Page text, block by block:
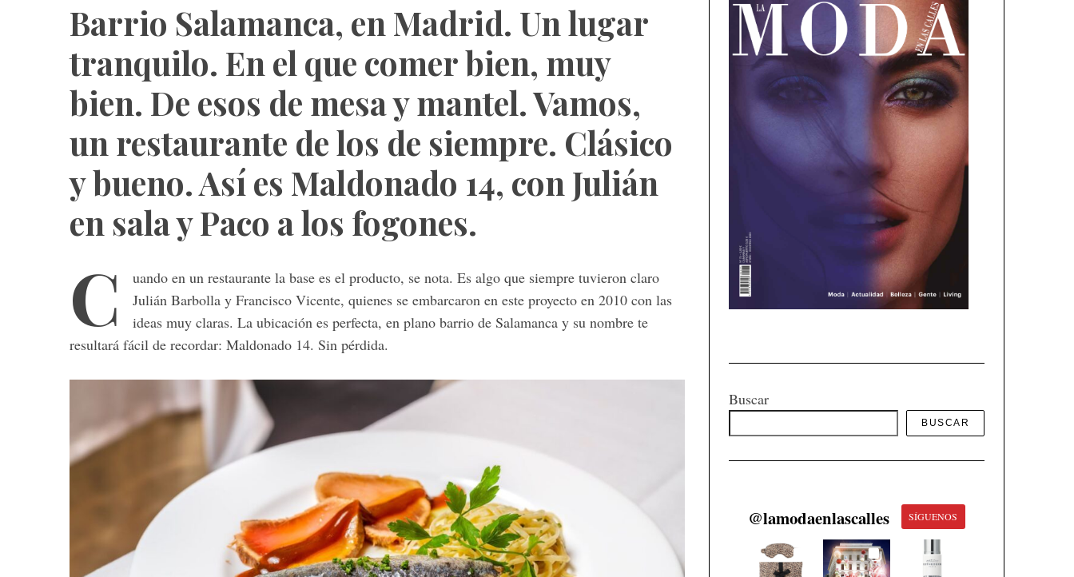
Barrio Salamanca, en Madrid. Un lugar
tranquilo. En el que comer bien, muy
bien. De esos de mesa y mantel. Vamos,
un restaurante de los de siempre. Clásico
y bueno. Así es Maldonado 14, con Julián
en sala y Paco a los fogones.
C
uando en un restaurante la base es el producto, se nota. Es algo que siempre tuvieron claro
Julián Barbolla y Francisco Vicente, quienes se embarcaron en este proyecto en 2010 con las
ideas muy claras. La ubicación es perfecta, en plano barrio de Salamanca y su nombre te
resultará fácil de recordar: Maldonado 14. Sin pérdida.
Buscar
BUSCAR
@lamodaenlascalles SÍGUENOS
e
r
r